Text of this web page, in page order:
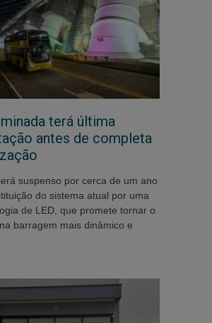
terá última
antes de completa
suspenso por cerca de um ano
do sistema atual por uma
de LED, que promete tornar o
barragem mais dinâmico e